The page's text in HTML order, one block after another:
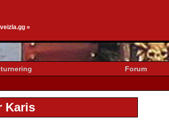
»
turnering
Forum
Karis